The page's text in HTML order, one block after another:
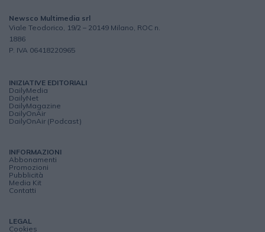
Newsco Multimedia srl
Viale Teodorico, 19/2 – 20149 Milano, ROC n.
1886
P. IVA 06418220965
INIZIATIVE EDITORIALI
DailyMedia
DailyNet
DailyMagazine
DailyOnAir
DailyOnAir (Podcast)
INFORMAZIONI
Abbonamenti
Promozioni
Pubblicità
Media Kit
Contatti
LEGAL
Cookies